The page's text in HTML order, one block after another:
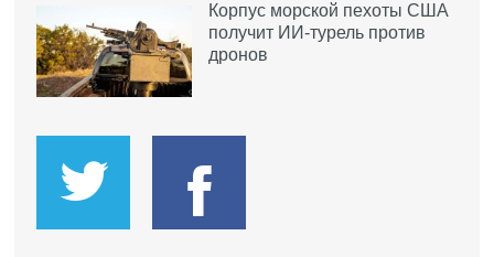
Корпус морской пехоты США
получит ИИ-турель против
дронов